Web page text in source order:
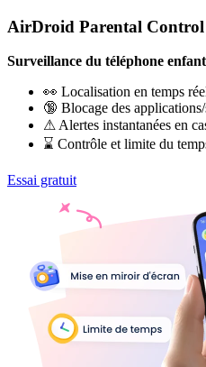
AirDroid Parental Control
Surveillance du téléphone
👀 Localisation en temps
🔞 Blocage des
⚠ Alertes instantanées en
⌛ Contrôle et limite du
Essai gratuit